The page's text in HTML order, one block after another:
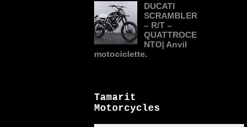
DUCATI
SCRAMBLER
– R/T –
QUATTROCE
NTO| Anvil
motociclette.
Tamarit
Motorcycles